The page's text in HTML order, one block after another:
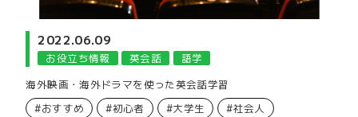
2022.06.09
お役立ち情報 英会話
語学
海外映画・海外ドラマを使った英会話学習
#おすすめ
#初心者 #大学生 #社会人